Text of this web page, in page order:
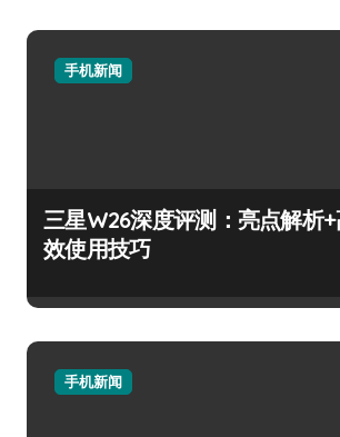
手机新闻
三星W26深度评测：亮点解析
效使用技巧
手机新闻